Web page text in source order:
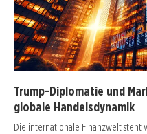
Trump-Diplomatie und
globale Handelsdynamik
Die internationale Finanzwelt steht